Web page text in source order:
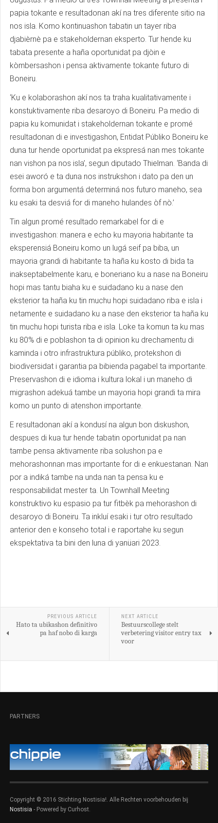
papia tokante e resultadonan akí na tres diferente sitio na
nos isla. Komo kontinuashon tabatin un tayer riba
djabièrnè pa e stakeholdernan eksperto. Tur hende ku
tabata presente a haña oportunidat pa djòin e
kòmbersashon i pensa aktivamente tokante futuro di
Boneiru.
‘Ku e kolaborashon akí nos ta traha kualitativamente i
konstuktivamente riba desaroyo di Boneiru. Pa medio di
papia ku komunidat i stakeholdernan tokante e promé
resultadonan di e investigashon, Entidat Públiko Boneiru ke
duna tur hende oportunidat pa ekspresá nan mes tokante
nan vishon pa nos isla’, segun diputado Thielman. ‘Banda di
esei aworó e ta duna nos instrukshon i dato pa den un
forma bon argumentá determiná nos futuro maneho, sea
ku esaki ta desviá for di maneho hulandes òf nò.’
Tin algun promé resultado remarkabel for di e
investigashon: manera e echo ku mayoria habitante ta
eksperensiá Boneiru komo un lugá seif pa biba, un
mayoria grandi di habitante ta haña ku kosto di bida ta
inakseptabelmente karu, e boneriano ku a nase na Boneiru
hopi mas tantu biaha ku e suidadano ku a nase den
eksterior ta haña ku tin muchu hopi suidadano riba e isla i
netamente e suidadano ku a nase den eksterior ta haña ku
tin muchu hopi turista riba e isla. Loke ta komun ta ku mas
ku 80% di e poblashon ta di opinion ku drechamentu di
kaminda i otro infrastruktura públiko, protekshon di
biodiversidat i garantia pa bibienda pagabel ta importante.
Preservashon di e idioma i kultura lokal i un maneho di
migrashon adekuá tambe un mayoria hopi grandi ta mira
komo un punto di atenshon importante.
E resultadonan akí a kondusí na algun bon diskushon,
despues di kua tur hende tabatin oportunidat pa nan
tambe pensa aktivamente riba solushon pa e
mehorashonnan mas importante for di e enkuestanan. Nan
por a indiká tambe na unda nan ta pensa ku e
responsabilidat mester ta. Un Townhall Meeting
konstruktivo ku espasio pa tur fitbèk pa mehorashon di
desaroyo di Boneiru. Ta inkluí esaki i tur otro resultado
anterior den e konseho total i e raportahe ku segun
ekspektativa ta bini den luna di yanüari 2023.
PREVIOUS ARTICLE
Hato ta ubikashon definitivo
pa haf nobo di karga
NEXT ARTICLE
Bestuurscollege stelt
verbetering visitor entry tax
voor
PARTNERS
Copyright © 2016 Stichting Nostisia!. Alle Rechten voorbehouden bij
Nostisia - Powered by Curhost.